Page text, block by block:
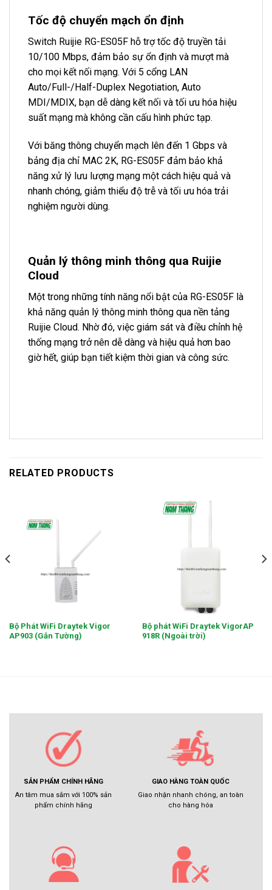
Tốc độ chuyển mạch ổn định
Switch Ruijie RG-ES05F hỗ trợ tốc độ truyền tải
10/100 Mbps, đảm bảo sự ổn định và mượt mà
cho mọi kết nối mạng. Với 5 cổng LAN
Auto/Full-/Half-Duplex Negotiation, Auto
MDI/MDIX, bạn dễ dàng kết nối và tối ưu hóa hiệu
suất mạng mà không cần cấu hình phức tạp.
Với băng thông chuyển mạch lên đến 1 Gbps và
bảng địa chỉ MAC 2K, RG-ES05F đảm bảo khả
năng xử lý lưu lượng mạng một cách hiệu quả và
nhanh chóng, giảm thiểu độ trễ và tối ưu hóa trải
nghiệm người dùng.
Quản lý thông minh thông qua Ruijie
Cloud
Một trong những tính năng nổi bật của RG-ES05F là
khả năng quản lý thông minh thông qua nền tảng
Ruijie Cloud. Nhờ đó, việc giám sát và điều chỉnh hệ
thống mạng trở nên dễ dàng và hiệu quả hơn bao
giờ hết, giúp bạn tiết kiệm thời gian và công sức.
RELATED PRODUCTS
Bộ Phát WiFi Draytek Vigor
AP903 (Gắn Tường)
Bộ phát WiFi Draytek VigorAP
918R (Ngoài trời)
SẢN PHẨM CHÍNH HÃNG
An tâm mua sắm với 100% sản
phẩm chính hãng
GIAO HÀNG TOÀN QUỐC
Giao nhận nhanh chóng, an toàn
cho hàng hóa